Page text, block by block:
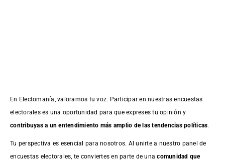
En Electomanía, valoramos tu voz. Participar en nuestras encuestas
electorales es una oportunidad para que expreses tu opinión y
contribuyas a un entendimiento más amplio de las tendencias políticas.
Tu perspectiva es esencial para nosotros. Al unirte a nuestro panel de
encuestas electorales, te conviertes en parte de unacomunidad que